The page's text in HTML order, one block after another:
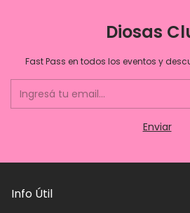
Diosas
Fast Pass en todos los eventos y
Info Útil